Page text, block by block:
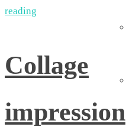
reading
Collage
impression